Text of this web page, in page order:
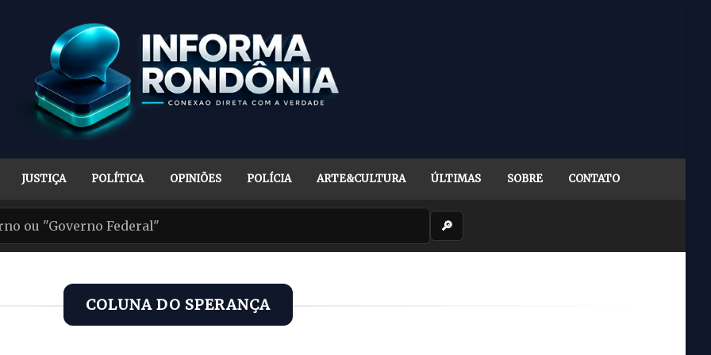
JUSTIÇA POLÍTICA OPINIÕES POLÍCIA ARTE&CULTURA ÚLTIMAS SOBRE CONTATO
🔎
COLUNA DO SPERANÇA